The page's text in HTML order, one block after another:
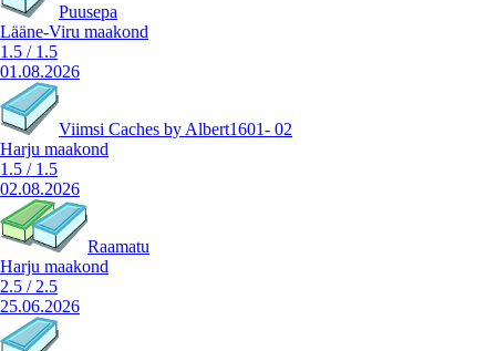
Puusepa
Lääne-Viru maakond
1.5 / 1.5
01.08.2026
Viimsi Caches by Albert1601- 02
Harju maakond
1.5 / 1.5
02.08.2026
Raamatu
Harju maakond
2.5 / 2.5
25.06.2026